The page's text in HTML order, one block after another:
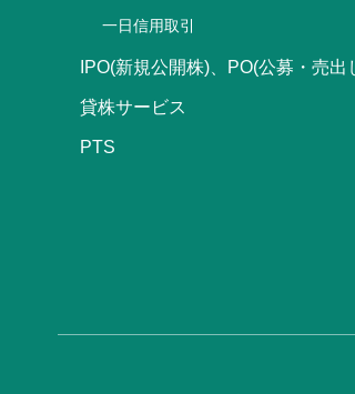
一日信用取引
IPO(新規公開株)、PO(公募・売出
貸株サービス
PTS